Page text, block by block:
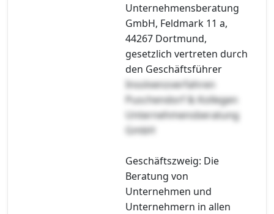
Unternehmensberatung
GmbH, Feldmark 11 a,
44267 Dortmund,
gesetzlich vertreten durch
den Geschäftsführer
Insolvenzverfahren
Puschendorf & Kollegen
Unternehmensberatung
GmbH
Geschäftszweig: Die
Beratung von
Unternehmen und
Unternehmern in allen